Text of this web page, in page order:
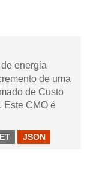
energia
de uma
de Custo
Este CMO é
JSON